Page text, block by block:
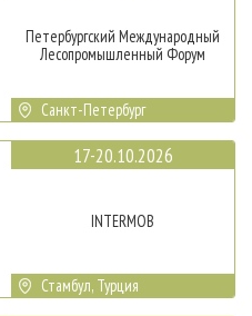
Петербургский Международный
Лесопромышленный Форум
Санкт-Петербург
17-20.10.2026
INTERMOB
Стамбул, Турция